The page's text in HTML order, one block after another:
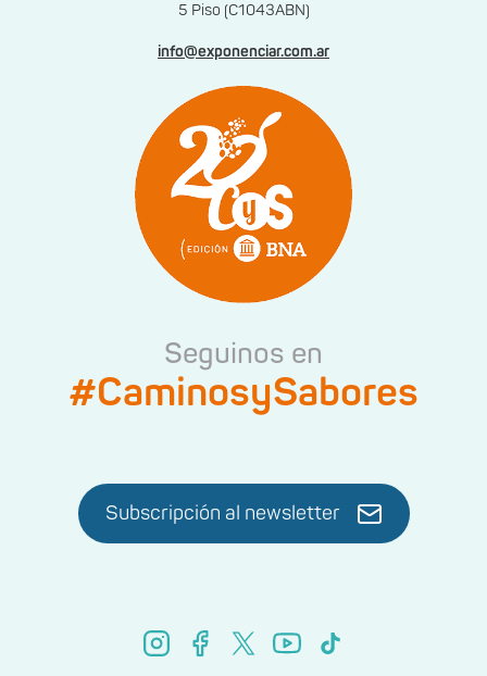
5 Piso (C1043ABN)
info@exponenciar.com.ar
Seguinos en
#CaminosySabores
Subscripción al newsletter